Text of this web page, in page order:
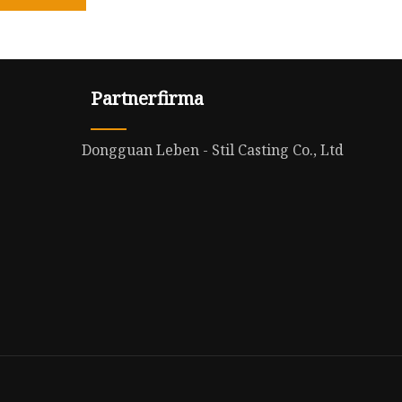
Partnerfirma
Dongguan Leben - Stil Casting Co., Ltd